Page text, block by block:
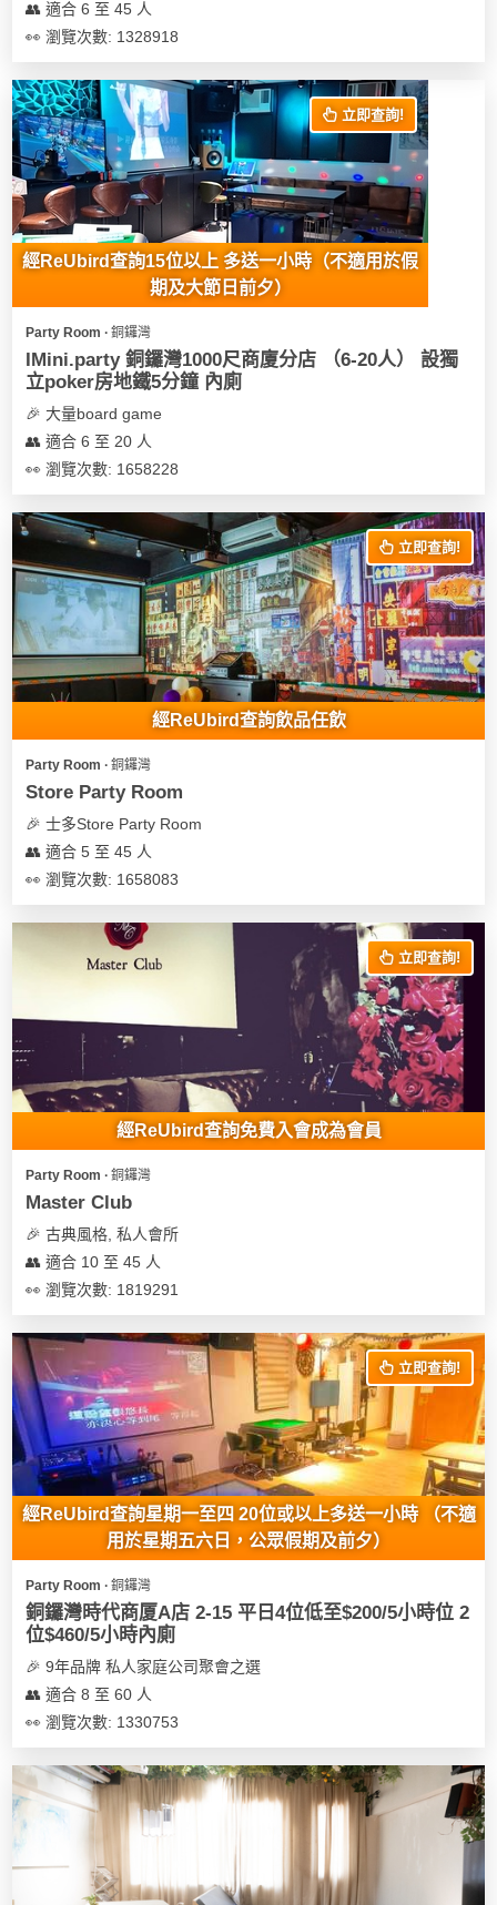
👥 適合 6 至 45 人
👀 瀏覽次數: 1328918
立即查詢!
經ReUbird查詢15位以上 多送一小時（不適用於假
期及大節日前夕）
Party Room ∙ 銅鑼灣
IMini.party 銅鑼灣1000尺商廈分店 （6-20人） 設獨
立poker房地鐵5分鐘 內廁
🎉 大量board game
👥 適合 6 至 20 人
👀 瀏覽次數: 1658228
立即查詢!
經ReUbird查詢飲品任飲
Party Room ∙ 銅鑼灣
Store Party Room
🎉 士多Store Party Room
👥 適合 5 至 45 人
👀 瀏覽次數: 1658083
立即查詢!
經ReUbird查詢免費入會成為會員
Party Room ∙ 銅鑼灣
Master Club
🎉 古典風格, 私人會所
👥 適合 10 至 45 人
👀 瀏覽次數: 1819291
立即查詢!
經ReUbird查詢星期一至四 20位或以上多送一小時 （不適
用於星期五六日，公眾假期及前夕）
Party Room ∙ 銅鑼灣
銅鑼灣時代商厦A店 2-15 平日4位低至$200/5小時位 2
位$460/5小時內廁
🎉 9年品牌 私人家庭公司聚會之選
👥 適合 8 至 60 人
👀 瀏覽次數: 1330753